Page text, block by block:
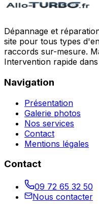
Dépannage et
site pour tous types
raccords sur-mesure.
Intervention rapide
Navigation
Présentation
Galerie photos
Nos services
Contact
Mentions légales
Contact
09 72 65 32 50
Nous contacter